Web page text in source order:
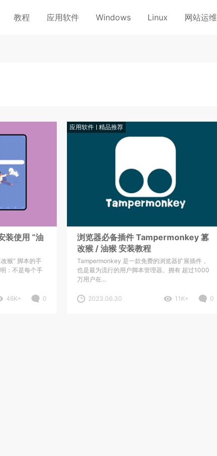
教程 应用软件 Windows Linux 网站运维
装使用 “油
猴” 脚本的手
：不是每个手
46K+ 0
应用软件 精品推荐
浏览器必备插件 Tampermonkey 篡
改猴 / 油猴 安装教程
Tampermonkey 是一款免费的浏览器扩展插件，
也是最为流行的用户脚本管理器。拥有 超过1000
万用户在...
2023.06.30 11K+ 0